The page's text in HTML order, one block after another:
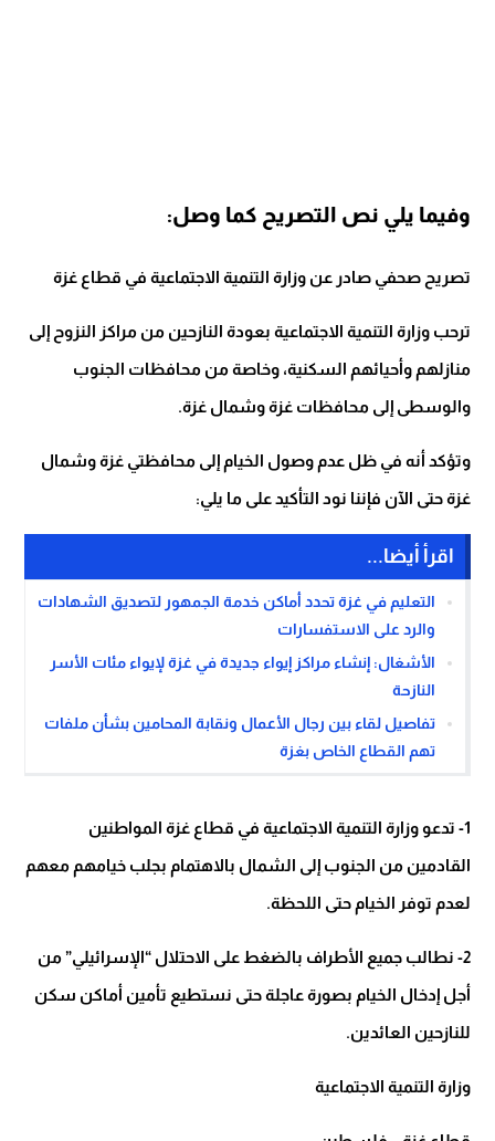
وفيما يلي نص التصريح كما وصل:
تصريح صحفي صادر عن وزارة التنمية الاجتماعية في قطاع غزة
ترحب وزارة التنمية الاجتماعية بعودة النازحين من مراكز النزوح إلى
منازلهم وأحيائهم السكنية، وخاصة من محافظات الجنوب
والوسطى إلى محافظات غزة وشمال غزة.
وتؤكد أنه في ظل عدم وصول الخيام إلى محافظتي غزة وشمال
غزة حتى الآن فإننا نود التأكيد على ما يلي:
اقرأ أيضا...
التعليم في غزة تحدد أماكن خدمة الجمهور لتصديق الشهادات
والرد على الاستفسارات
الأشغال: إنشاء مراكز إيواء جديدة في غزة لإيواء مئات الأسر
النازحة
تفاصيل لقاء بين رجال الأعمال ونقابة المحامين بشأن ملفات
تهم القطاع الخاص بغزة
1- تدعو وزارة التنمية الاجتماعية في قطاع غزة المواطنين
القادمين من الجنوب إلى الشمال بالاهتمام بجلب خيامهم معهم
لعدم توفر الخيام حتى اللحظة.
2- نطالب جميع الأطراف بالضغط على الاحتلال “الإسرائيلي” من
أجل إدخال الخيام بصورة عاجلة حتى نستطيع تأمين أماكن سكن
للنازحين العائدين.
وزارة التنمية الاجتماعية